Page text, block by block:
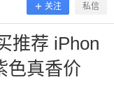
关注 私信
推荐 iPhon
色真香价
荐 iPhone